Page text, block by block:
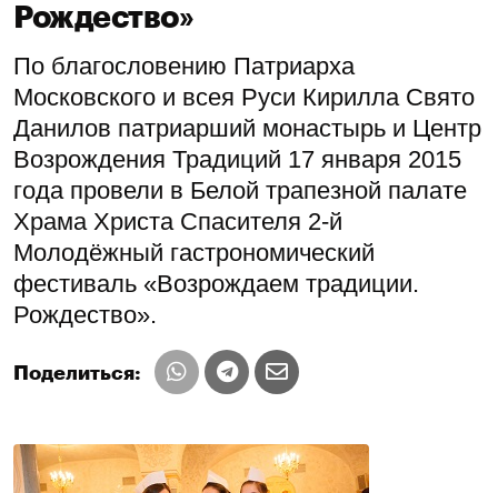
Рождество»
По благословению Патриарха
Московского и всея Руси Кирилла Свято
Данилов патриарший монастырь и Центр
Возрождения Традиций 17 января 2015
года провели в Белой трапезной палате
Храма Христа Спасителя 2-й
Молодёжный гастрономический
фестиваль «Возрождаем традиции.
Рождество».
Поделиться: